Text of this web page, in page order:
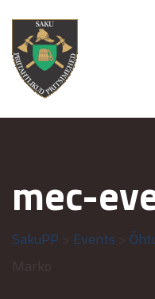
mec-
SakuPP Events